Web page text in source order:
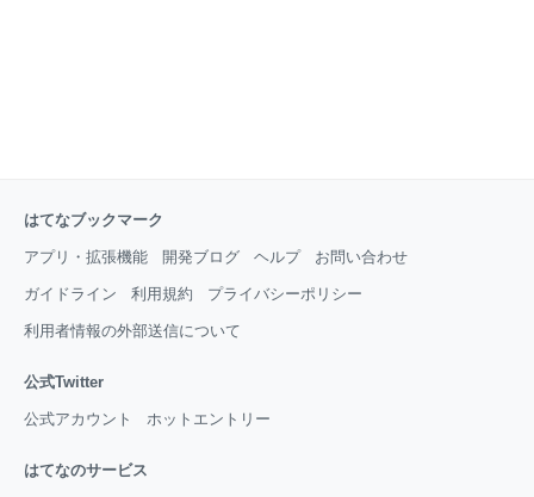
はてなブックマーク
アプリ・拡張機能 開発ブログ ヘルプ お問い合わせ
ガイドライン 利用規約 プライバシーポリシー
利用者情報の外部送信について
公式Twitter
公式アカウント ホットエントリー
はてなのサービス